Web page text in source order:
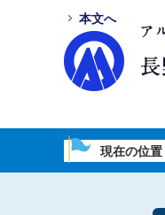
本文へ
現在の位置